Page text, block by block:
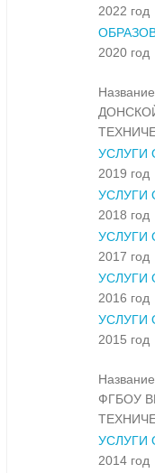
2022 год
2020 год
УСЛУГИ
2019 год
УСЛУГИ
2018 год
УСЛУГИ
2017 год
УСЛУГИ
2016 год
УСЛУГИ
2015 год
ФГБОУ
УСЛУГИ
2014 год